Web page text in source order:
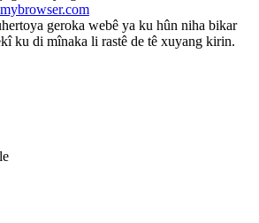
.com
geroka webê ya ku hûn niha bikar
î ku di mînaka li rastê de tê xuyang kirin.